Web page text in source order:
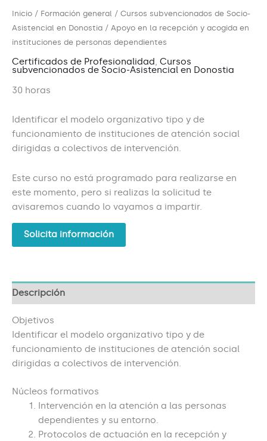
Inicio / Formación general / Cursos subvencionados de Socio-
Asistencial en Donostia / Apoyo en la recepción y acogida en
instituciones de personas dependientes
Certificados de Profesionalidad, Cursos
subvencionados de Socio-Asistencial en Donostia
30 horas
Identificar el modelo organizativo tipo y de
funcionamiento de instituciones de atención social
dirigidas a colectivos de intervención.
Este curso no está programado para realizarse en
este momento, pero si realizas la solicitud te
avisaremos cuando lo vayamos a impartir.
Solicita información
Descripción
Objetivos
Identificar el modelo organizativo tipo y de
funcionamiento de instituciones de atención social
dirigidas a colectivos de intervención.
Núcleos formativos
Intervención en la atención a las personas
dependientes y su entorno.
Protocolos de actuación en la recepción y